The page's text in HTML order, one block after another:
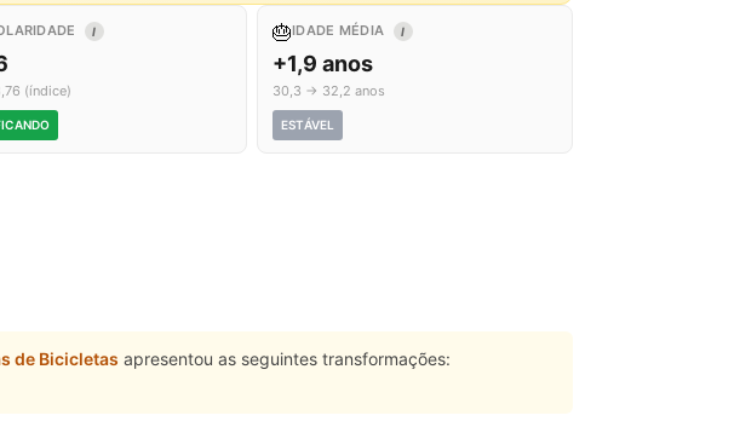
I
(índice)
🎂IDADE MÉDIA I
+1,9 anos
30,3 → 32,2 anos
ESTÁVEL
de Bicicletas apresentou as seguintes transformações: